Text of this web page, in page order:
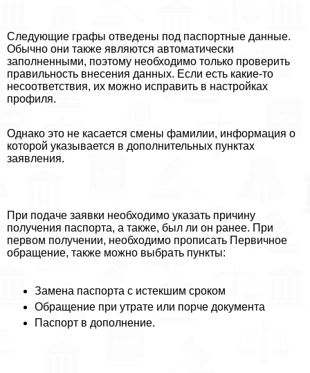
Следующие графы отведены под паспортные данные.
Обычно они также являются автоматически
заполненными, поэтому необходимо только проверить
правильность внесения данных. Если есть какие-то
несоответствия, их можно исправить в настройках
профиля.
Однако это не касается смены фамилии, информация о
которой указывается в дополнительных пунктах
заявления.
При подаче заявки необходимо указать причину
получения паспорта, а также, был ли он ранее. При
первом получении, необходимо прописать Первичное
обращение, также можно выбрать пункты:
Замена паспорта с истекшим сроком
Обращение при утрате или порче документа
Паспорт в дополнение.